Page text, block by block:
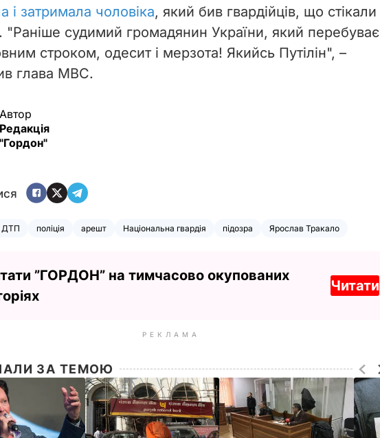
і затримала чоловіка, який бив гвардійців, що стікали
судимий громадянин України, який перебуває
строком, одесит і мерзота! Якийсь Путілін", –
глава МВС.
Автор
Редакція
"Гордон"
ДТП поліція арешт Національна гвардія підозра Ярослав Тракало
”ГОРДОН” на тимчасово окупованих
Читати
РЕКЛАМА
ЗА ТЕМОЮ